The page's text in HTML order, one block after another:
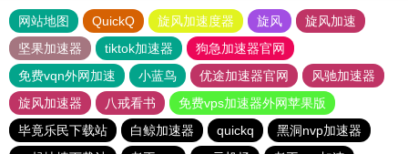
网站地图 QuickQ 旋风加速度器 旋风
旋风加速
坚果加速器
tiktok加速器
狗急加速器官网
免费vqn外网加速
小蓝鸟 优途加速器官网
风驰加速器
旋风加速器
八戒看书
免费vps加速器外网苹果版
毕竟乐民下载站
白鲸加速器 quickq
黑洞nvp加速器